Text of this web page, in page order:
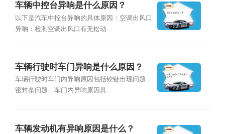
车辆中控台异响是什么原因？
以下是汽车中控台异响的具体原因：空调出风口
异响：检测空调出风口有无松动...
车辆行驶时车门异响是什么原因？
车辆行驶时车门内异响原因包括铰链出现问题，
密封条问题，车门内异响原因具...
车辆发动机有异响原因是什么？